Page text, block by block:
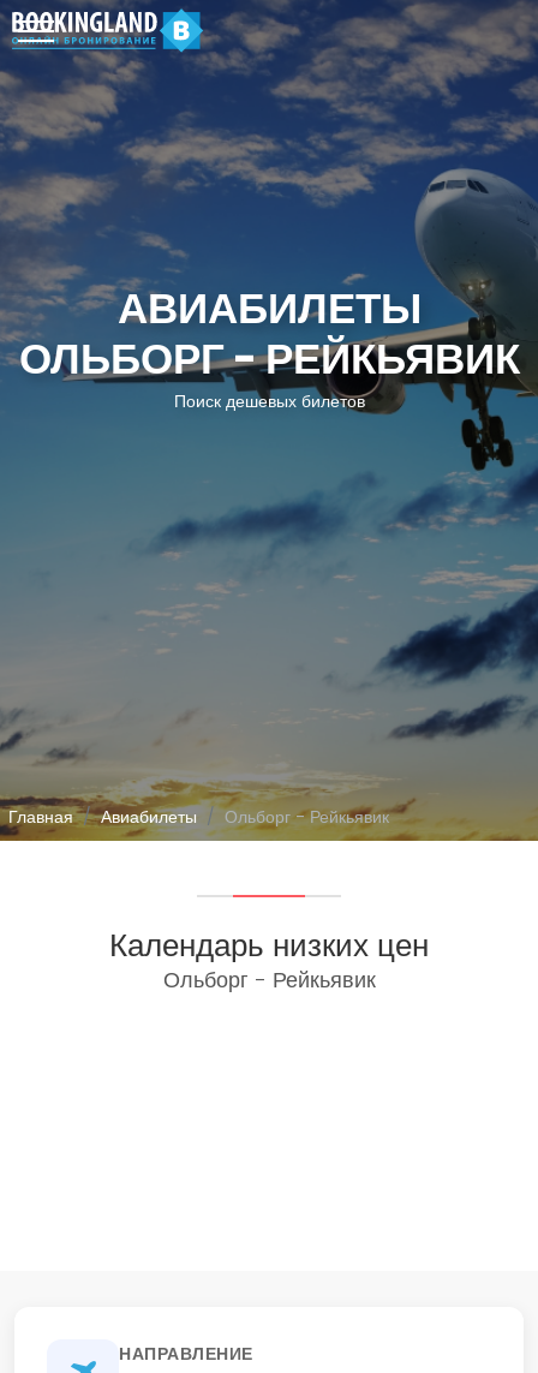
АВИАБИЛЕТЫ
ОЛЬБОРГ - РЕЙКЬЯВИК
Поиск дешевых билетов
Главная Авиабилеты Ольборг - Рейкьявик
Календарь низких цен
Ольборг - Рейкьявик
НАПРАВЛЕНИЕ